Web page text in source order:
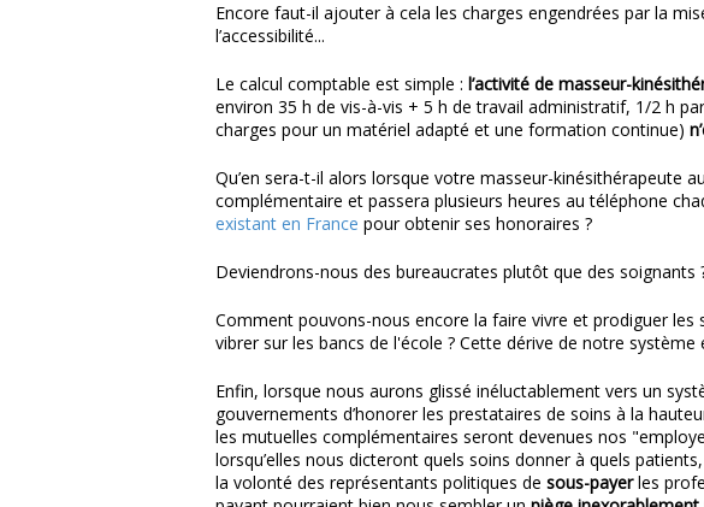
Encore faut-il ajouter à cela les charges engendrées par la
l’accessibilité...
Le calcul comptable est simple : l’activité de masseur-
environ 35 h de vis-à-vis + 5 h de travail administratif, 1/2 h
charges pour un matériel adapté et une formation continue)
Qu’en sera-t-il alors lorsque votre masseur-kinésithérapeute
complémentaire et passera plusieurs heures au téléphone
existant en France pour obtenir ses honoraires ?
Deviendrons-nous des bureaucrates plutôt que des soignants
Comment pouvons-nous encore la faire vivre et prodiguer
vibrer sur les bancs de l'école ? Cette dérive de notre
Enfin, lorsque nous aurons glissé inéluctablement vers un
gouvernements d’honorer les prestataires de soins à la
les mutuelles complémentaires seront devenues nos
lorsqu’elles nous dicteront quels soins donner à quels
la volonté des représentants politiques de sous-payerles